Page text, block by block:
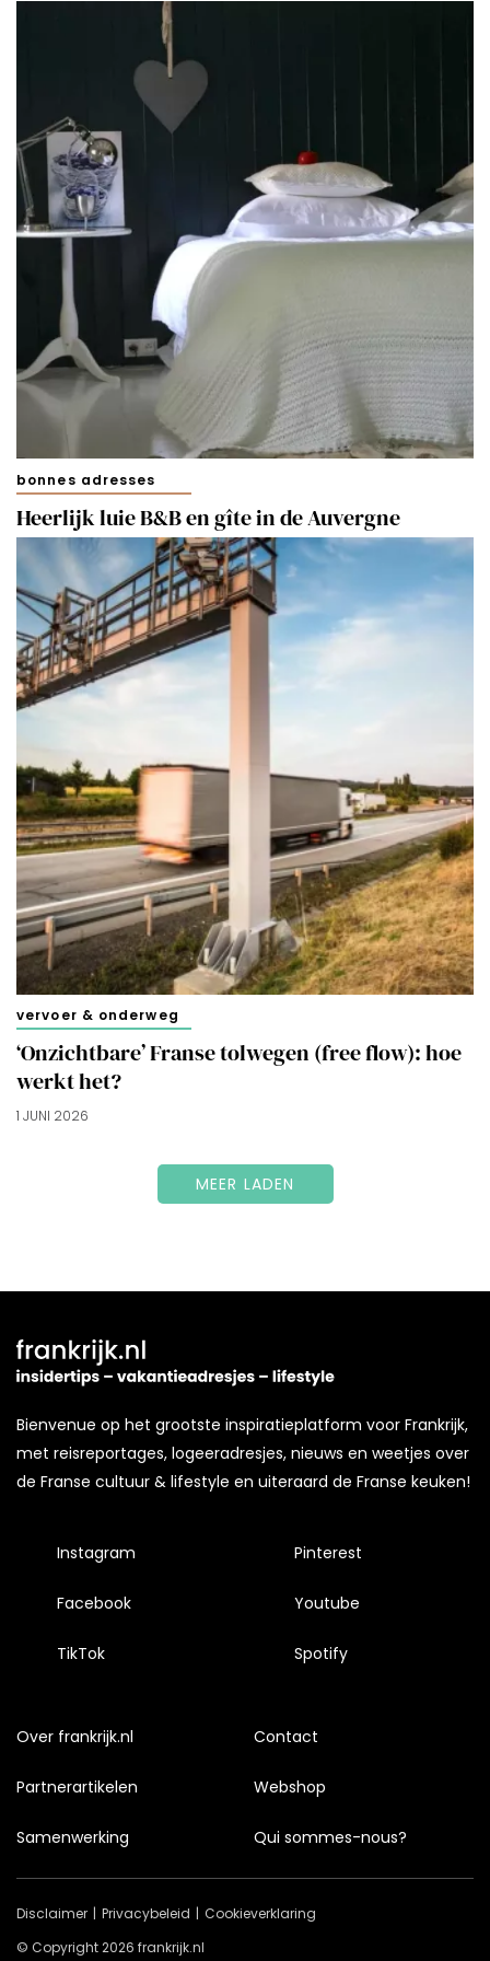
van derde partijen om gepersonaliseerde advertenties te
tonen en/of de inhoud van de advertenties op je
voorkeuren af te stemmen. Je kunt je voorkeuren
beheren via ‘Zelf instellen’. Klik je op ‘Accepteren en
doorgaan’ dan ga je akkoord met het gebruik van alle
cookies zoals omschreven in onzeCookieverklaring
Merci!
bonnes adresses
Heerlijk luie B&B en gîte in de Auvergne
vervoer & onderweg
‘Onzichtbare’ Franse tolwegen (free flow): hoe
werkt het?
1 JUNI 2026
MEER LADEN
Bienvenue op het grootste inspiratieplatform voor Frankrijk,
met reisreportages, logeeradresjes, nieuws en weetjes over
de Franse cultuur & lifestyle en uiteraard de Franse keuken!
Instagram
Facebook
TikTok
Pinterest
Youtube
Spotify
Over frankrijk.nl
Partnerartikelen
Samenwerking
Contact
Webshop
Qui sommes-nous?
© Copyright 2026 frankrijk.nl
Disclaimer Privacybeleid Cookieverklaring